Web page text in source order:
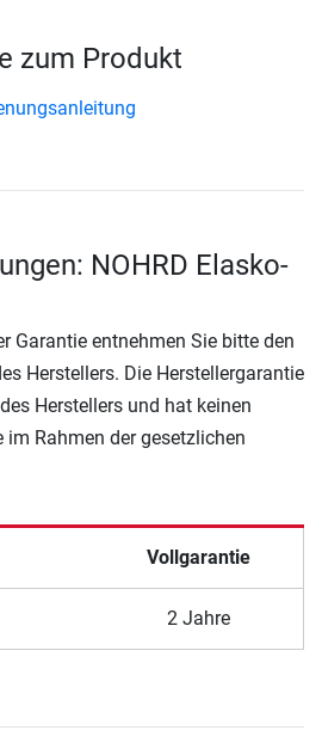
zum Produkt
NOHRD Elasko-
Garantie entnehmen Sie bitte den
Herstellers. Die Herstellergarantie
Herstellers und hat keinen
im Rahmen der gesetzlichen
Vollgarantie
2 Jahre